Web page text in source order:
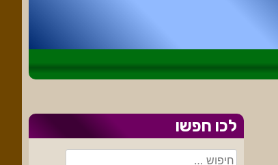
לכו חפשו
חיפוש: